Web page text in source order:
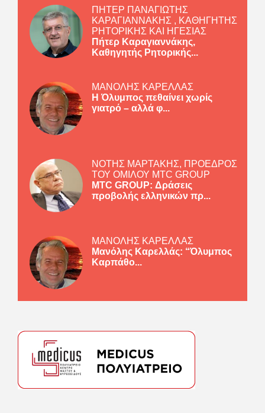
ΠΗΤΕΡ ΠΑΝΑΓΙΩΤΗΣ
ΚΑΡΑΓΙΑΝΝΑΚΗΣ , ΚΑΘΗΓΗΤΗΣ
ΡΗΤΟΡΙΚΗΣ ΚΑΙ ΗΓΕΣΙΑΣ
Πήτερ Καραγιαννάκης,
Καθηγητής Ρητορικής...
ΜΑΝΟΛΗΣ ΚΑΡΕΛΛΑΣ
Η Όλυμπος πεθαίνει χωρίς
γιατρό – αλλά φ...
ΝΟΤΗΣ ΜΑΡΤΑΚΗΣ, ΠΡΟΕΔΡΟΣ
ΤΟΥ ΟΜΙΛΟΥ MTC GROUP
MTC GROUP: Δράσεις
προβολής ελληνικών πρ...
ΜΑΝΟΛΗΣ ΚΑΡΕΛΛΑΣ
Μανόλης Καρελλάς: “Όλυμπος
Καρπάθο...